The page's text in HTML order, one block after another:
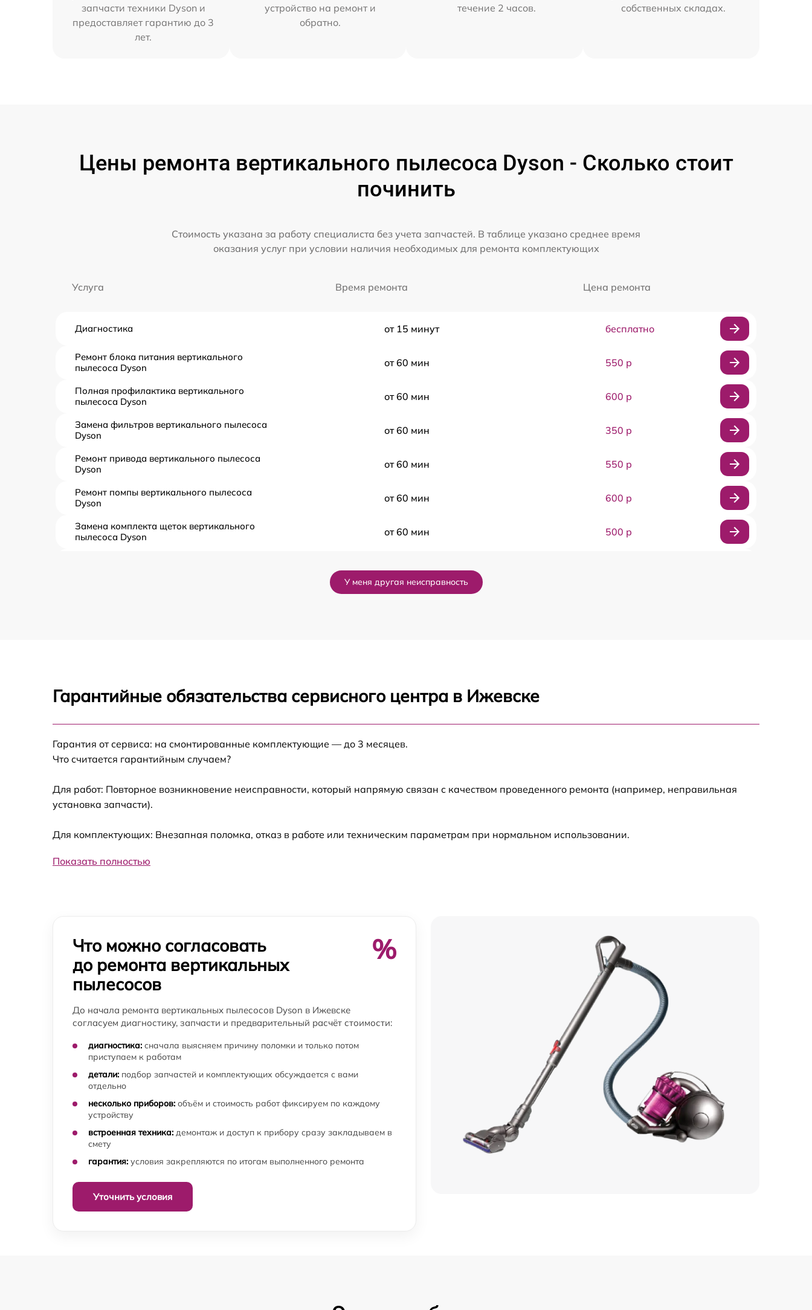
запчасти техники Dyson и
предоставляет гарантию до 3
лет.
устройство на ремонт и
обратно.
течение 2 часов.
собственных складах.
Цены ремонта вертикального пылесоса Dyson - Сколько стоит
починить
Стоимость указана за работу специалиста без учета запчастей. В таблице указано среднее время
оказания услуг при условии наличия необходимых для ремонта комплектующих
Услуга Время ремонта Цена ремонта
Диагностика от 15 минут бесплатно
Ремонт блока питания вертикального
пылесоса Dyson
от 60 мин 550 р
Полная профилактика вертикального
пылесоса Dyson
от 60 мин 600 р
Замена фильтров вертикального пылесоса
Dyson
от 60 мин 350 р
Ремонт привода вертикального пылесоса
Dyson
от 60 мин 550 р
Ремонт помпы вертикального пылесоса
Dyson
от 60 мин 600 р
Замена комплекта щеток вертикального
пылесоса Dyson
от 60 мин 500 р
Ремонт электродвигателя вертикального
пылесоса Dyson
от 60 мин
У меня другая неисправность
Гарантийные обязательства сервисного центра в Ижевске
Гарантия от сервиса: на смонтированные комплектующие — до 3 месяцев.
Что считается гарантийным случаем?
Для работ: Повторное возникновение неисправности, который напрямую связан с качеством проведенного ремонта (например, неправильная
установка запчасти).
Для комплектующих: Внезапная поломка, отказ в работе или техническим параметрам при нормальном использовании.
Показать полностью
Что можно согласовать
до ремонта вертикальных
пылесосов
%
До начала ремонта вертикальных пылесосов Dyson в Ижевске
согласуем диагностику, запчасти и предварительный расчёт стоимости:
диагностика: сначала выясняем причину поломки и только потом
приступаем к работам
детали: подбор запчастей и комплектующих обсуждается с вами
отдельно
несколько приборов: объём и стоимость работ фиксируем по каждому
устройству
встроенная техника: демонтаж и доступ к прибору сразу закладываем в
смету
гарантия: условия закрепляются по итогам выполненного ремонта
Уточнить условия